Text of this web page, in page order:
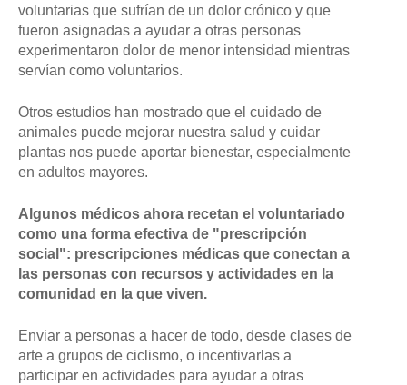
voluntarias que sufrían de un dolor crónico y que
fueron asignadas a ayudar a otras personas
experimentaron dolor de menor intensidad mientras
servían como voluntarios.
Otros estudios han mostrado que el cuidado de
animales puede mejorar nuestra salud y cuidar
plantas nos puede aportar bienestar, especialmente
en adultos mayores.
Algunos médicos ahora recetan el voluntariado
como una forma efectiva de "prescripción
social": prescripciones médicas que conectan a
las personas con recursos y actividades en la
comunidad en la que viven.
Enviar a personas a hacer de todo, desde clases de
arte a grupos de ciclismo, o incentivarlas a
participar en actividades para ayudar a otras